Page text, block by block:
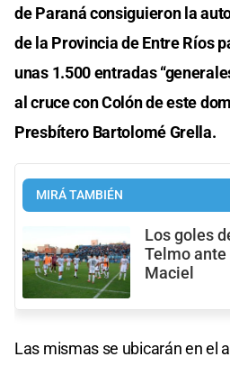
de Paraná consiguieron la
de la Provincia de Entre Ríos
unas 1.500 entradas
al cruce con Colón de este
Presbítero Bartolomé Grella.
MIRÁ TAMBIÉN
Los goles
Telmo ante
Maciel
Las mismas se ubicarán en el